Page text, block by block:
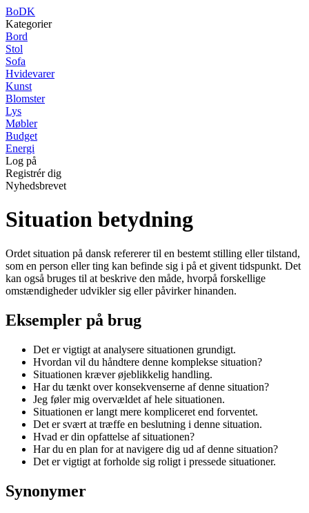
BoDK
Kategorier
Bord
Stol
Sofa
Hvidevarer
Kunst
Blomster
Lys
Møbler
Budget
Energi
Log på
Registrér dig
Nyhedsbrevet
Situation betydning
Ordet situation på dansk refererer til en bestemt stilling eller tilstand,
som en person eller ting kan befinde sig i på et givent tidspunkt. Det
kan også bruges til at beskrive den måde, hvorpå forskellige
omstændigheder udvikler sig eller påvirker hinanden.
Eksempler på brug
Det er vigtigt at analysere situationen grundigt.
Hvordan vil du håndtere denne komplekse situation?
Situationen kræver øjeblikkelig handling.
Har du tænkt over konsekvenserne af denne situation?
Jeg føler mig overvældet af hele situationen.
Situationen er langt mere kompliceret end forventet.
Det er svært at træffe en beslutning i denne situation.
Hvad er din opfattelse af situationen?
Har du en plan for at navigere dig ud af denne situation?
Det er vigtigt at forholde sig roligt i pressede situationer.
Synonymer